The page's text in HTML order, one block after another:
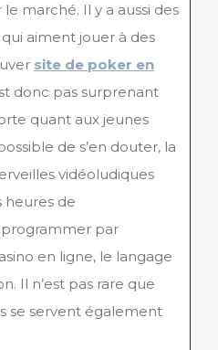
marché. Il y a aussi des
aiment jouer à des
site de poker en
donc pas surprenant
quant aux jeunes
de s’en douter, la
vidéoludiques
heures de
par
en ligne, le langage
Il n’est pas rare que
se servent également